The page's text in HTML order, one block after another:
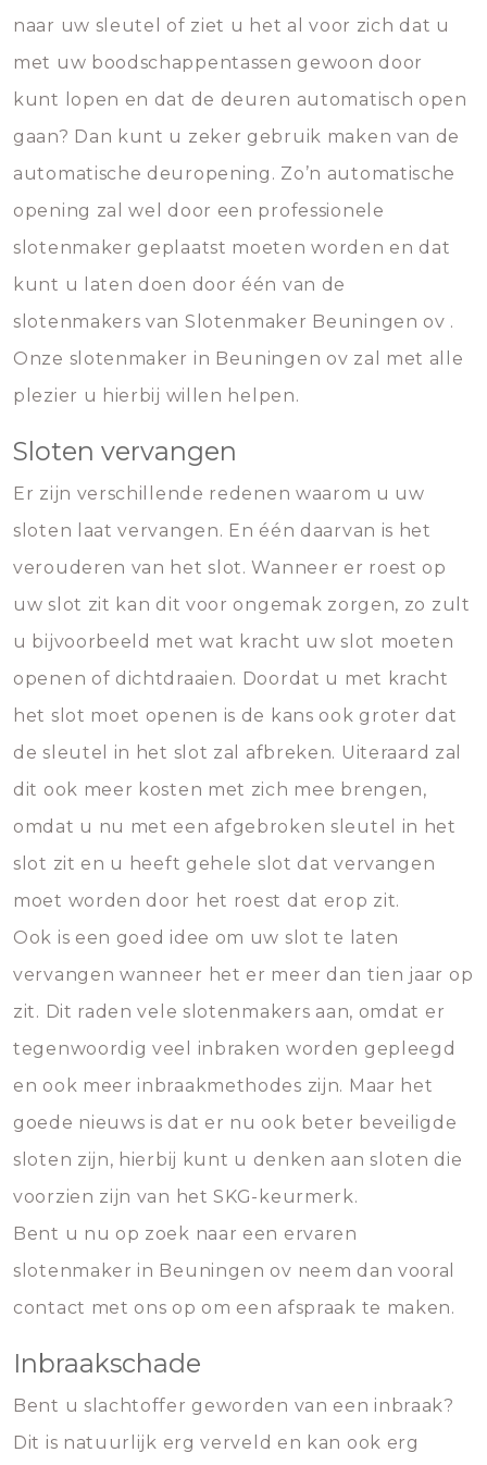
naar uw sleutel of ziet u het al voor zich dat u
met uw boodschappentassen gewoon door
kunt lopen en dat de deuren automatisch open
gaan? Dan kunt u zeker gebruik maken van de
automatische deuropening. Zo’n automatische
opening zal wel door een professionele
slotenmaker geplaatst moeten worden en dat
kunt u laten doen door één van de
slotenmakers van Slotenmaker Beuningen ov .
Onze slotenmaker in Beuningen ov zal met alle
plezier u hierbij willen helpen.
Sloten vervangen
Er zijn verschillende redenen waarom u uw
sloten laat vervangen. En één daarvan is het
verouderen van het slot. Wanneer er roest op
uw slot zit kan dit voor ongemak zorgen, zo zult
u bijvoorbeeld met wat kracht uw slot moeten
openen of dichtdraaien. Doordat u met kracht
het slot moet openen is de kans ook groter dat
de sleutel in het slot zal afbreken. Uiteraard zal
dit ook meer kosten met zich mee brengen,
omdat u nu met een afgebroken sleutel in het
slot zit en u heeft gehele slot dat vervangen
moet worden door het roest dat erop zit.
Ook is een goed idee om uw slot te laten
vervangen wanneer het er meer dan tien jaar op
zit. Dit raden vele slotenmakers aan, omdat er
tegenwoordig veel inbraken worden gepleegd
en ook meer inbraakmethodes zijn. Maar het
goede nieuws is dat er nu ook beter beveiligde
sloten zijn, hierbij kunt u denken aan sloten die
voorzien zijn van het SKG-keurmerk.
Bent u nu op zoek naar een ervaren
slotenmaker in Beuningen ov neem dan vooral
contact met ons op om een afspraak te maken.
Inbraakschade
Bent u slachtoffer geworden van een inbraak?
Dit is natuurlijk erg verveld en kan ook erg